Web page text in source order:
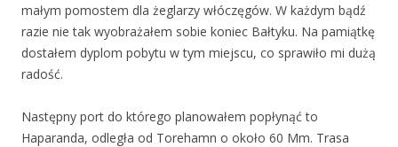
małym pomostem dla żeglarzy włóczęgów. W każdym bądź
razie nie tak wyobrażałem sobie koniec Bałtyku. Na pamiątkę
dostałem dyplom pobytu w tym miejscu, co sprawiło mi dużą
radość.
Następny port do którego planowałem popłynąć to
Haparanda, odległa od Torehamn o około 60 Mm. Trasa